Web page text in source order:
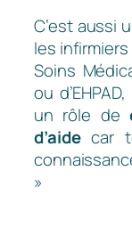
C’est aussi
les
Soins
ou
un rôle de
d’aidecar
»